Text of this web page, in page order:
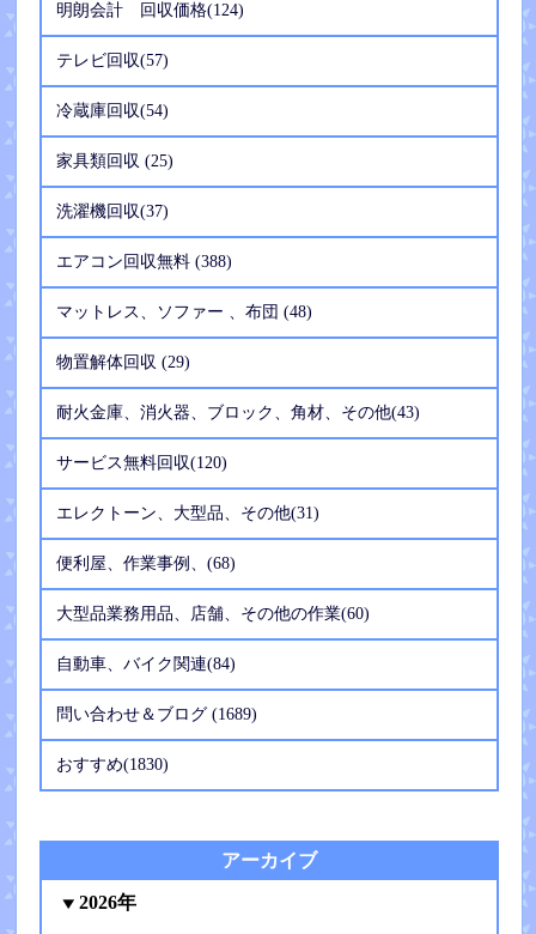
明朗会計 回収価格(124)
テレビ回収(57)
冷蔵庫回収(54)
家具類回収 (25)
洗濯機回収(37)
エアコン回収無料 (388)
マットレス、ソファー 、布団 (48)
物置解体回収 (29)
耐火金庫、消火器、ブロック、角材、その他(43)
サービス無料回収(120)
エレクトーン、大型品、その他(31)
便利屋、作業事例、(68)
大型品業務用品、店舗、その他の作業(60)
自動車、バイク関連(84)
問い合わせ＆ブログ (1689)
おすすめ(1830)
アーカイブ
2026年